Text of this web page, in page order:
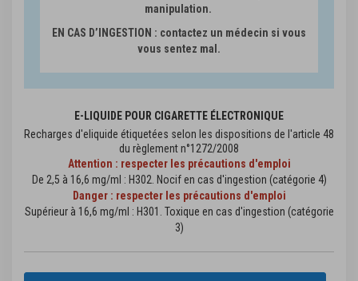
manipulation.
EN CAS D’INGESTION : contactez un médecin si vous
vous sentez mal.
E-LIQUIDE POUR CIGARETTE ÉLECTRONIQUE
Recharges d'eliquide étiquetées selon les dispositions de l'article 48
du règlement n°1272/2008
Attention : respecter les précautions d'emploi
De 2,5 à 16,6 mg/ml : H302. Nocif en cas d'ingestion (catégorie 4)
Danger : respecter les précautions d'emploi
Supérieur à 16,6 mg/ml : H301. Toxique en cas d'ingestion (catégorie
3)